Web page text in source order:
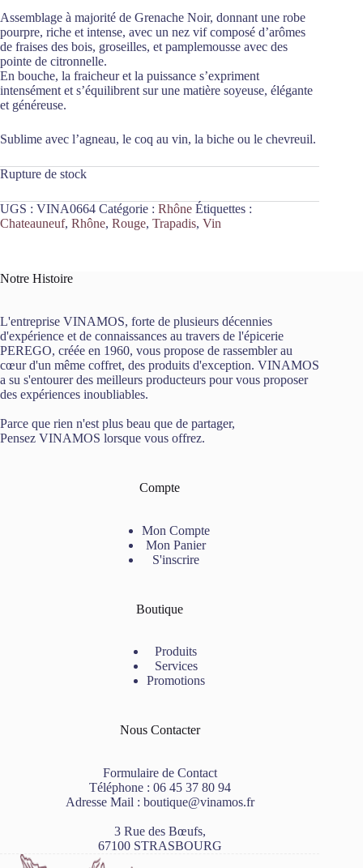
Assemblage à majorité de Grenache Noir, donnant une robe
pourpre, riche et intense, avec un nez vif composé d’arômes
de fraises des bois, groseilles, et pamplemousse avec des
pointe de citronnelle.
En bouche, la fraicheur et la puissance s’expriment
intensément et s’équilibrent sur une matière soyeuse, élégante
et généreuse.
Sublime avec l’agneau, le coq au vin, la biche ou le chevreuil.
Rupture de stock
UGS : VINA0664 Catégorie : Rhône Étiquettes :
Chateauneuf, Rhône, Rouge, Trapadis, Vin
Notre Histoire
L'entreprise VINAMOS, forte de plusieurs décennies
d'expérience et de connaissances au travers de l'épicerie
PEREGO, créée en 1960, vous propose de rassembler au
cœur d'un même coffret, des produits d'exception. VINAMOS
a su s'entourer des meilleurs producteurs pour vous proposer
des expériences inoubliables.
Parce que rien n'est plus beau que de partager,
Pensez VINAMOS lorsque vous offrez.
Compte
Mon Compte
Mon Panier
S'inscrire
Boutique
Produits
Services
Promotions
Nous Contacter
Formulaire de Contact
Téléphone : 06 45 37 80 94
Adresse Mail : boutique@vinamos.fr
3 Rue des Bœufs,
67100 STRASBOURG